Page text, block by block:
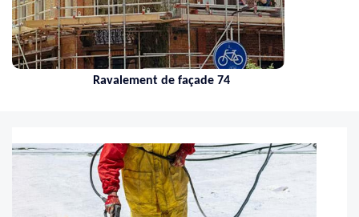
Ravalement de façade 74